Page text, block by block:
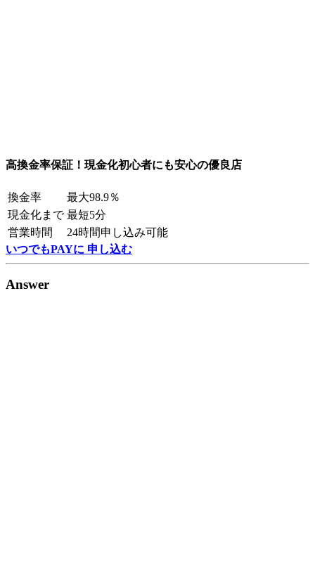
高換金率保証！現金化初心者にも安心の優良店
換金率
最大98.9％
現金化まで 最短5分
営業時間
24時間申し込み可能
いつでもPAYに 申し込む
Answer